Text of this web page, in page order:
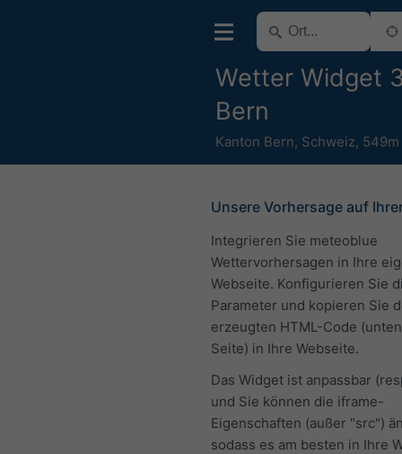
Wetter Widget
Bern
Kanton Bern, Schweiz, 549m
Unsere Vorhersage auf
Integrieren Sie meteoblue
Wettervorhersagen in Ihre
Webseite. Konfigurieren Sie
Parameter und kopieren Sie
erzeugten HTML-Code
Seite) in Ihre Webseite.
Das Widget ist anpassbar
und Sie können die iframe-
Eigenschaften (außer "src")
sodass es am besten in Ihre